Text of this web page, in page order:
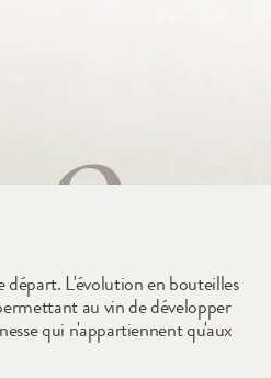
départ. L'évolution en bouteilles
au vin de développer
qui n'appartiennent qu'aux